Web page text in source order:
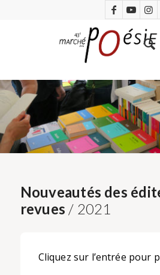
Nouveautés des
revues / 2021
Cliquez sur l’entrée pour